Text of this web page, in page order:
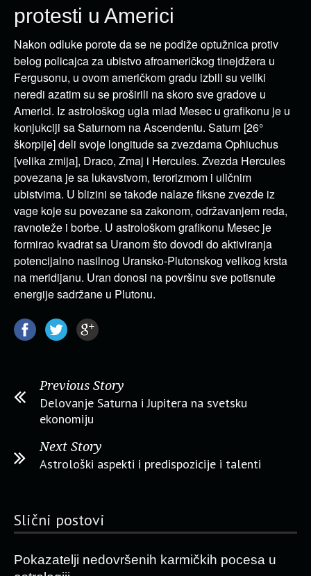
protesti u Americi
Nakon odluke porote da se ne podiže optužnica protiv
belog policajca za ubistvo afroameričkog tinejdžera u
Fergusonu, u ovom američkom gradu izbili su veliki
neredi azatim su se proširili na skoro sve gradove u
Americi. Iz astrološkog ugla mlad Mesec u grafikonu je u
konjukciji sa Saturnom na Ascendentu. Saturn [26°
škorpije] deli svoje longitude sa zvezdama Ophiuchus
[velika zmija], Draco, Zmaj i Hercules. Zvezda Hercules
povezana je sa lukavstvom, terorizmom i uličnim
ubistvima. U blizini se takođe nalaze fiksne zvezde iz
vage koje su povezane sa zakonom, održavanjem reda,
ravnoteže i borbe. U astrološkom grafikonu Mesec je
formirao kvadrat sa Uranom što dovodi do aktiviranja
potencijalno nasilnog Uransko-Plutonskog velikog krsta
na meridijanu. Uran donosi na površinu sve potisnute
energije sadržane u Plutonu.
Previous Story
Delovanje Saturna i Jupitera na svetsku
ekonomiju
Next Story
Astrološki aspekti i predispozicije i talenti
Slični postovi
Pokazatelji nedovršenih karmičkih pocesa u